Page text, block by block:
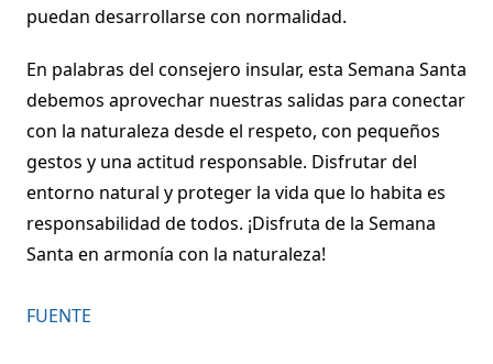
puedan desarrollarse con normalidad.
En palabras del consejero insular, esta Semana Santa
debemos aprovechar nuestras salidas para conectar
con la naturaleza desde el respeto, con pequeños
gestos y una actitud responsable. Disfrutar del
entorno natural y proteger la vida que lo habita es
responsabilidad de todos. ¡Disfruta de la Semana
Santa en armonía con la naturaleza!
FUENTE